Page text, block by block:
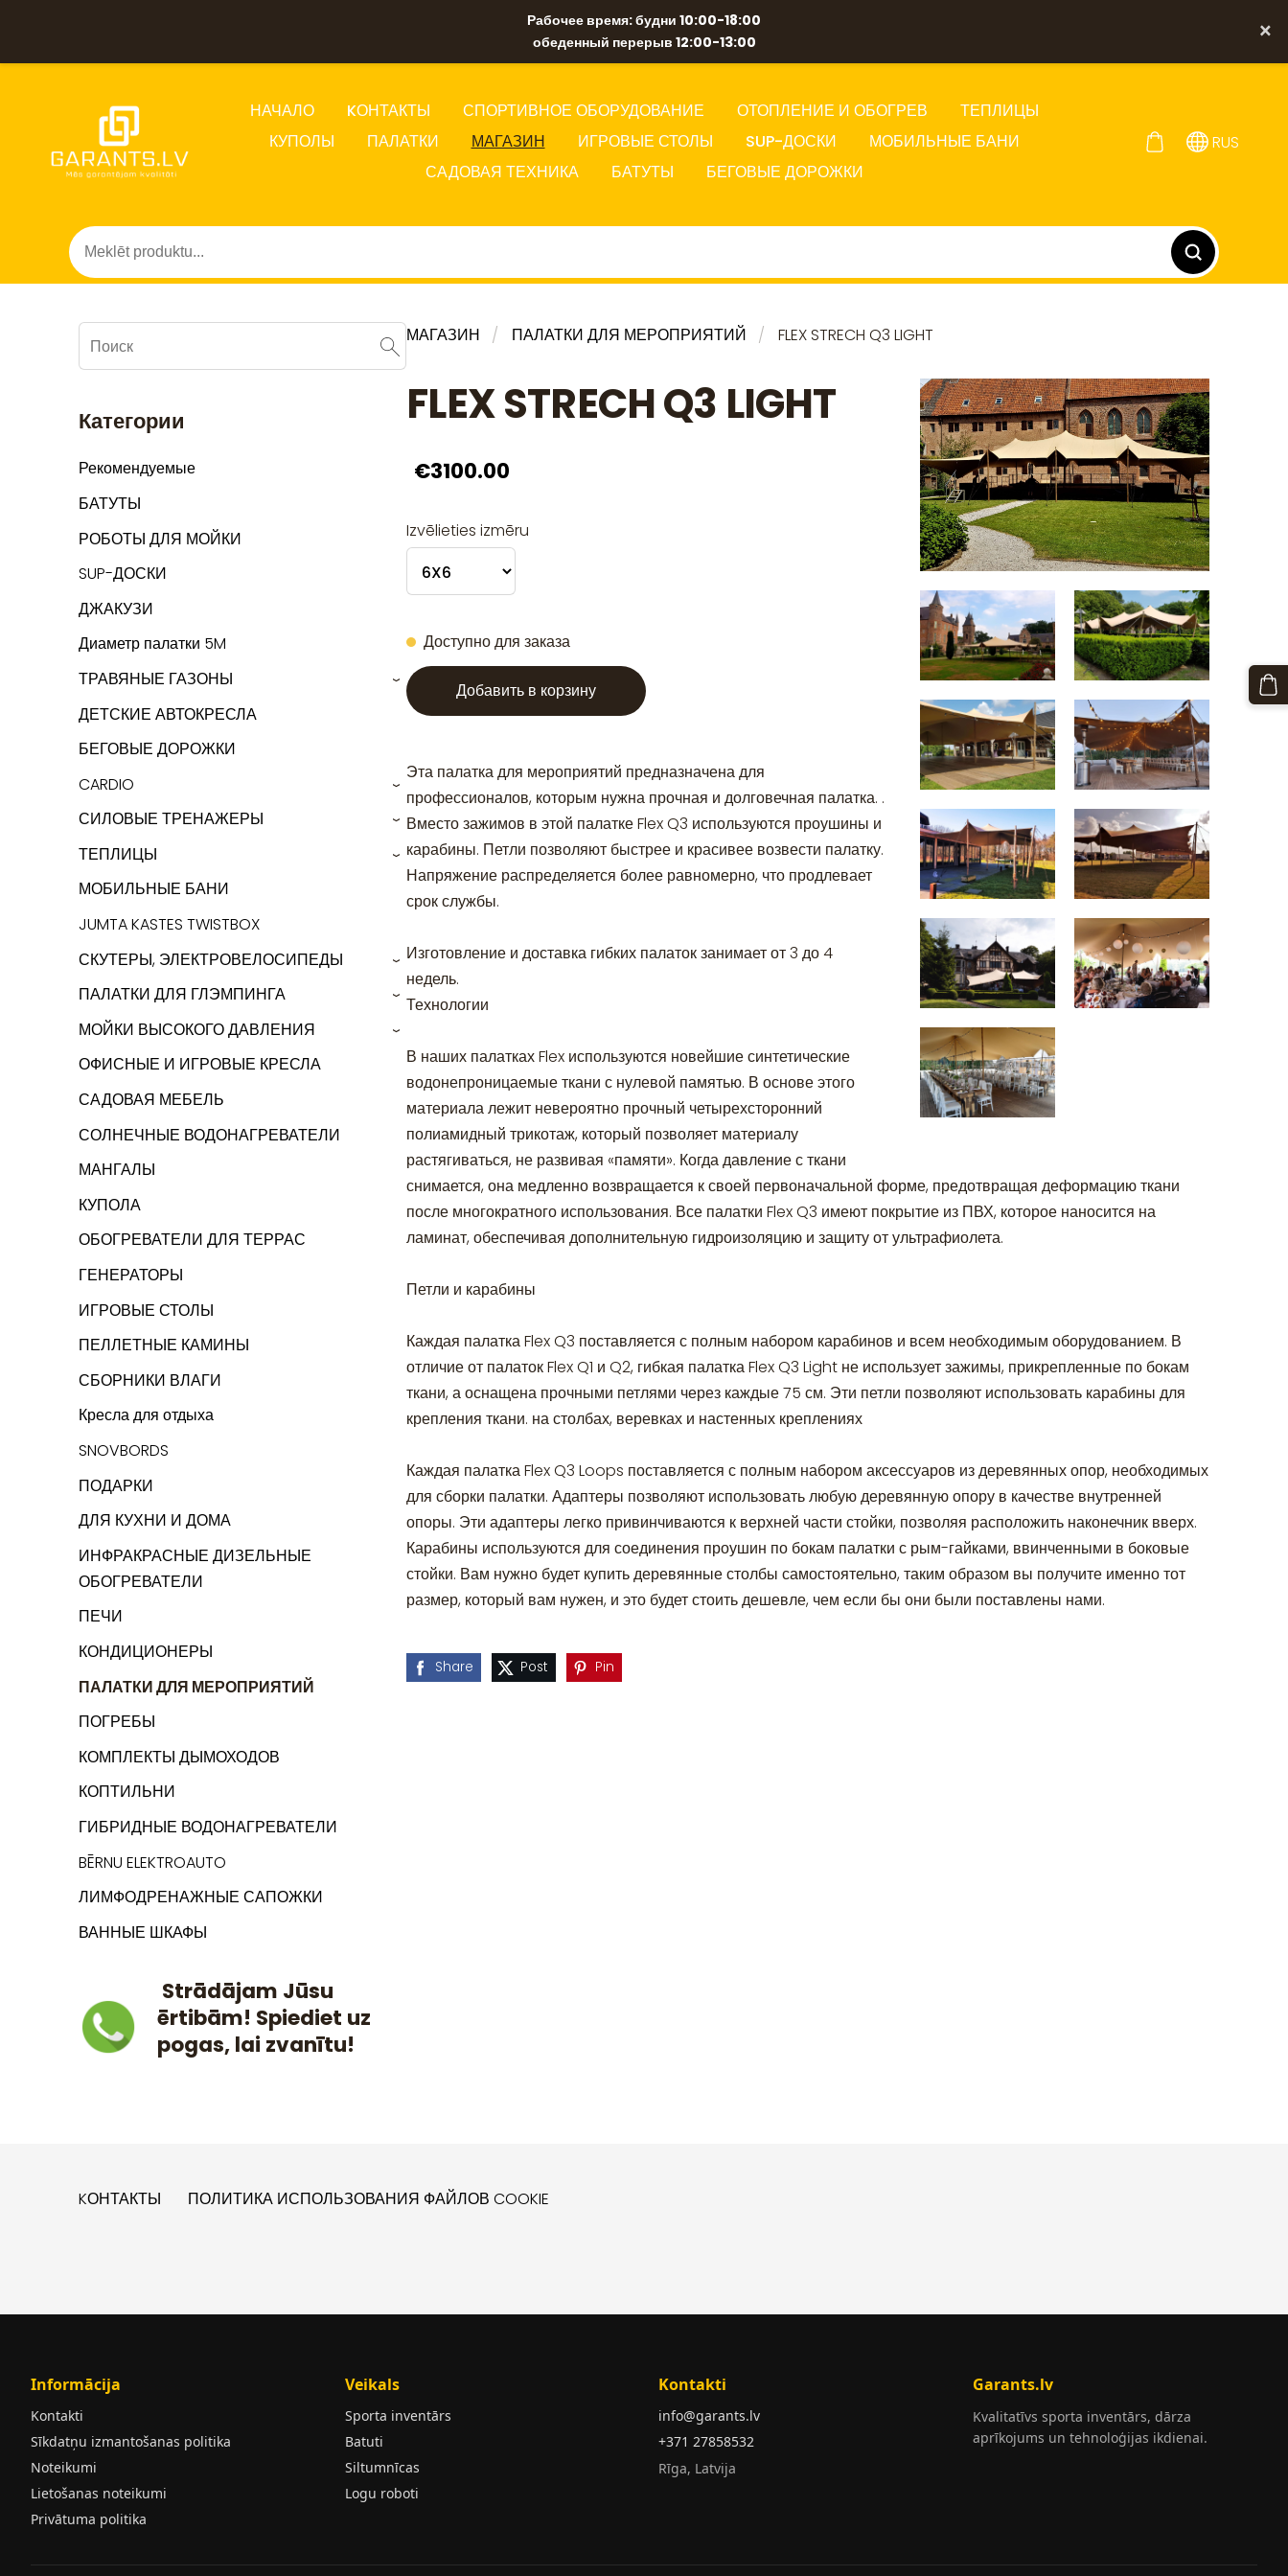
Рабочее время: будни 10:00-18:00
обеденный перерыв 12:00-13:00
×
НАЧАЛО KОНТАКТЫ СПОРТИВНОЕ ОБОРУДОВАНИЕ ОТОПЛЕНИЕ И ОБОГРЕВ
ТЕПЛИЦЫ
КУПОЛЫ
ПАЛАТКИ МАГАЗИН ИГРОВЫЕ СТОЛЫ SUP-ДОСКИ
МОБИЛЬНЫЕ БАНИ
САДОВАЯ ТЕХНИКА
БАТУТЫ БЕГОВЫЕ ДОРОЖКИ
RUS
Категории
Рекомендуемые
БАТУТЫ
РОБОТЫ ДЛЯ МОЙКИ
SUP-ДОСКИ
ДЖАКУЗИ
Диаметр палатки 5M
ТРАВЯНЫЕ ГАЗОНЫ
›
ДЕТСКИЕ АВТОКРЕСЛА
БЕГОВЫЕ ДОРОЖКИ
CARDIO
›
СИЛОВЫЕ ТРЕНАЖЕРЫ ›
ТЕПЛИЦЫ ›
МОБИЛЬНЫЕ БАНИ
JUMTA KASTES TWISTBOX
СКУТЕРЫ, ЭЛЕКТРОВЕЛОСИПЕДЫ
›
ПАЛАТКИ ДЛЯ ГЛЭМПИНГА ›
МОЙКИ ВЫСОКОГО ДАВЛЕНИЯ ›
ОФИСНЫЕ И ИГРОВЫЕ КРЕСЛА
САДОВАЯ МЕБЕЛЬ
СОЛНЕЧНЫЕ ВОДОНАГРЕВАТЕЛИ
МАНГАЛЫ
КУПОЛА
ОБОГРЕВАТЕЛИ ДЛЯ ТЕРРАС
ГЕНЕРАТОРЫ
ИГРОВЫЕ СТОЛЫ
ПЕЛЛЕТНЫЕ КАМИНЫ
СБОРНИКИ ВЛАГИ
Кресла для отдыха
SNOVBORDS
ПОДАРКИ
ДЛЯ КУХНИ И ДОМА
ИНФРАКРАСНЫЕ ДИЗЕЛЬНЫЕ
ОБОГРЕВАТЕЛИ
ПЕЧИ
КОНДИЦИОНЕРЫ
ПАЛАТКИ ДЛЯ МЕРОПРИЯТИЙ
ПОГРЕБЫ
КОМПЛЕКТЫ ДЫМОХОДОВ
КОПТИЛЬНИ
ГИБРИДНЫЕ ВОДОНАГРЕВАТЕЛИ
BĒRNU ELEKTROAUTO
ЛИМФОДРЕНАЖНЫЕ САПОЖКИ
ВАННЫЕ ШКАФЫ
Strādājam Jūsu
ērtibām! Spiediet uz
pogas, lai zvanītu!
МАГАЗИН ПАЛАТКИ ДЛЯ МЕРОПРИЯТИЙ FLEX STRECH Q3 LIGHT
FLEX STRECH Q3 LIGHT
€3100.00
Izvēlieties izmēru
Доступно для заказа
Добавить в корзину
Эта палатка для мероприятий предназначена для
профессионалов, которым нужна прочная и долговечная палатка. .
Вместо зажимов в этой палатке Flex Q3 используются проушины и
карабины. Петли позволяют быстрее и красивее возвести палатку.
Напряжение распределяется более равномерно, что продлевает
срок службы.
Изготовление и доставка гибких палаток занимает от 3 до 4
недель.
Технологии
В наших палатках Flex используются новейшие синтетические
водонепроницаемые ткани с нулевой памятью. В основе этого
материала лежит невероятно прочный четырехсторонний
полиамидный трикотаж, который позволяет материалу
растягиваться, не развивая «памяти». Когда давление с ткани
снимается, она медленно возвращается к своей первоначальной форме, предотвращая деформацию ткани
после многократного использования. Все палатки Flex Q3 имеют покрытие из ПВХ, которое наносится на
ламинат, обеспечивая дополнительную гидроизоляцию и защиту от ультрафиолета.
Петли и карабины
Каждая палатка Flex Q3 поставляется с полным набором карабинов и всем необходимым оборудованием. В
отличие от палаток Flex Q1 и Q2, гибкая палатка Flex Q3 Light не использует зажимы, прикрепленные по бокам
ткани, а оснащена прочными петлями через каждые 75 см. Эти петли позволяют использовать карабины для
крепления ткани. на столбах, веревках и настенных креплениях
Каждая палатка Flex Q3 Loops поставляется с полным набором аксессуаров из деревянных опор, необходимых
для сборки палатки. Адаптеры позволяют использовать любую деревянную опору в качестве внутренней
опоры. Эти адаптеры легко привинчиваются к верхней части стойки, позволяя расположить наконечник вверх.
Карабины используются для соединения проушин по бокам палатки с рым-гайками, ввинченными в боковые
стойки. Вам нужно будет купить деревянные столбы самостоятельно, таким образом вы получите именно тот
размер, который вам нужен, и это будет стоить дешевле, чем если бы они были поставлены нами.
Share Post Pin
KОНТАКТЫ ПОЛИТИКА ИСПОЛЬЗОВАНИЯ ФАЙЛОВ COOKIE
Informācija
Kontakti
Sīkdatņu izmantošanas politika
Noteikumi
Lietošanas noteikumi
Privātuma politika
Veikals
Sporta inventārs
Batuti
Siltumnīcas
Logu roboti
Kontakti
info@garants.lv
+371 27858532
Rīga, Latvija
Garants.lv
Kvalitatīvs sporta inventārs, dārza
aprīkojums un tehnoloģijas ikdienai.